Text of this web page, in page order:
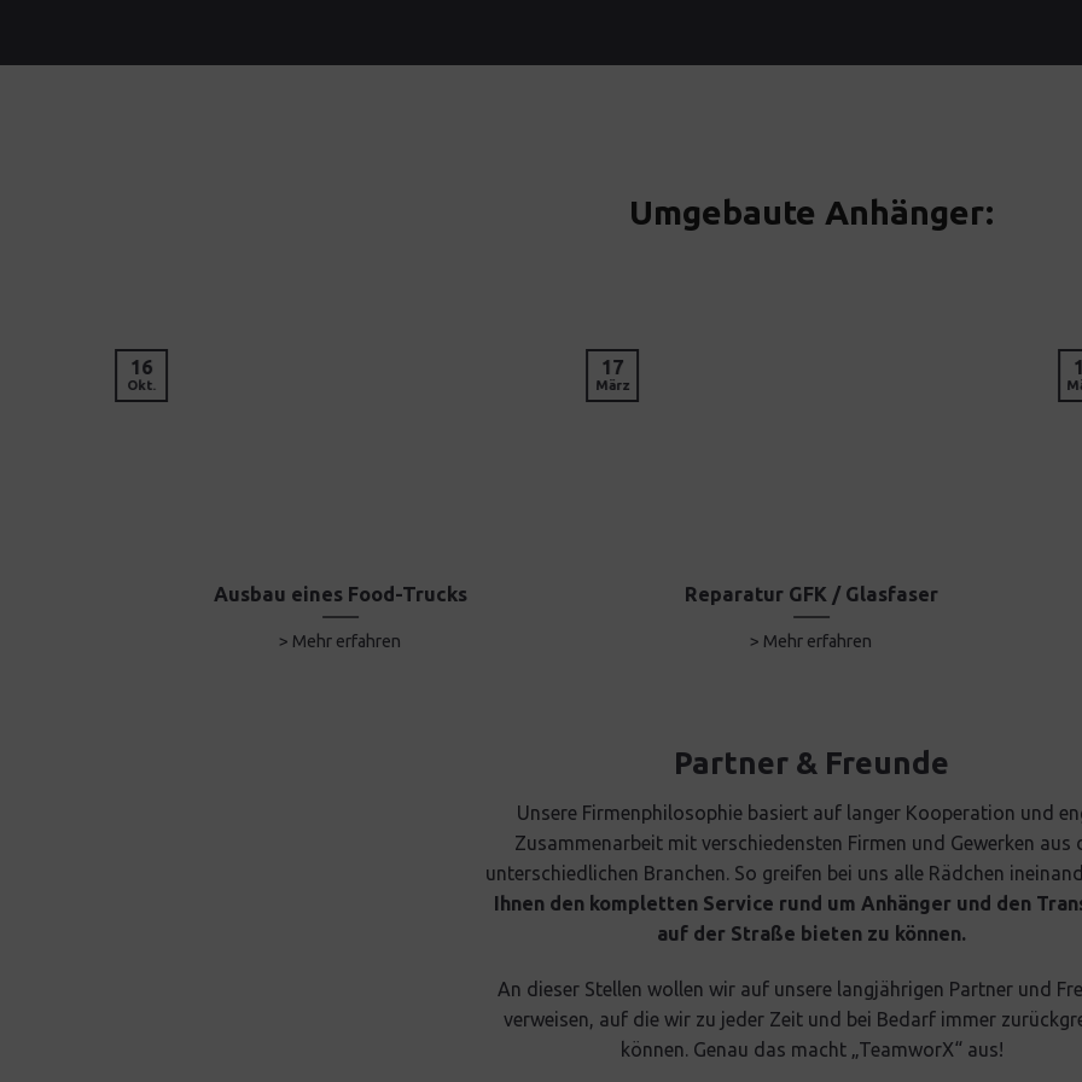
Umgebaute Anhänger:
Ausbau eines Food-Trucks
> Mehr erfahren
16
Okt.
Reparatur GFK / Glasfaser
> Mehr erfahren
17
März
Partner & Freunde
Unsere Firmenphilosophie basiert auf langer Kooperation und
Zusammenarbeit mit verschiedensten Firmen und Gewerken aus
unterschiedlichen Branchen. So greifen bei uns alle Rädchen
Ihnen den kompletten Service rund um Anhänger und den
auf der Straße bieten zu können.
An dieser Stellen wollen wir auf unsere langjährigen Partner und
verweisen, auf die wir zu jeder Zeit und bei Bedarf immer
können. Genau das macht „TeamworX“ aus!